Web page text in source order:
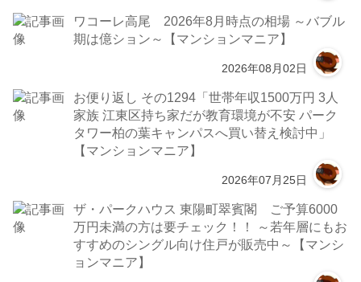
ワコーレ高尾 2026年8月時点の相場 ～バブル
期は億ション～【マンションマニア】
2026年08月02日
お便り返し その1294「世帯年収1500万円 3人
家族 江東区持ち家だが教育環境が不安 パーク
タワー柏の葉キャンパスへ買い替え検討中」
【マンションマニア】
2026年07月25日
ザ・パークハウス 東陽町翠賓閣 ご予算6000
万円未満の方は要チェック！！ ～若年層にもお
すすめのシングル向け住戸が販売中～【マンシ
ョンマニア】